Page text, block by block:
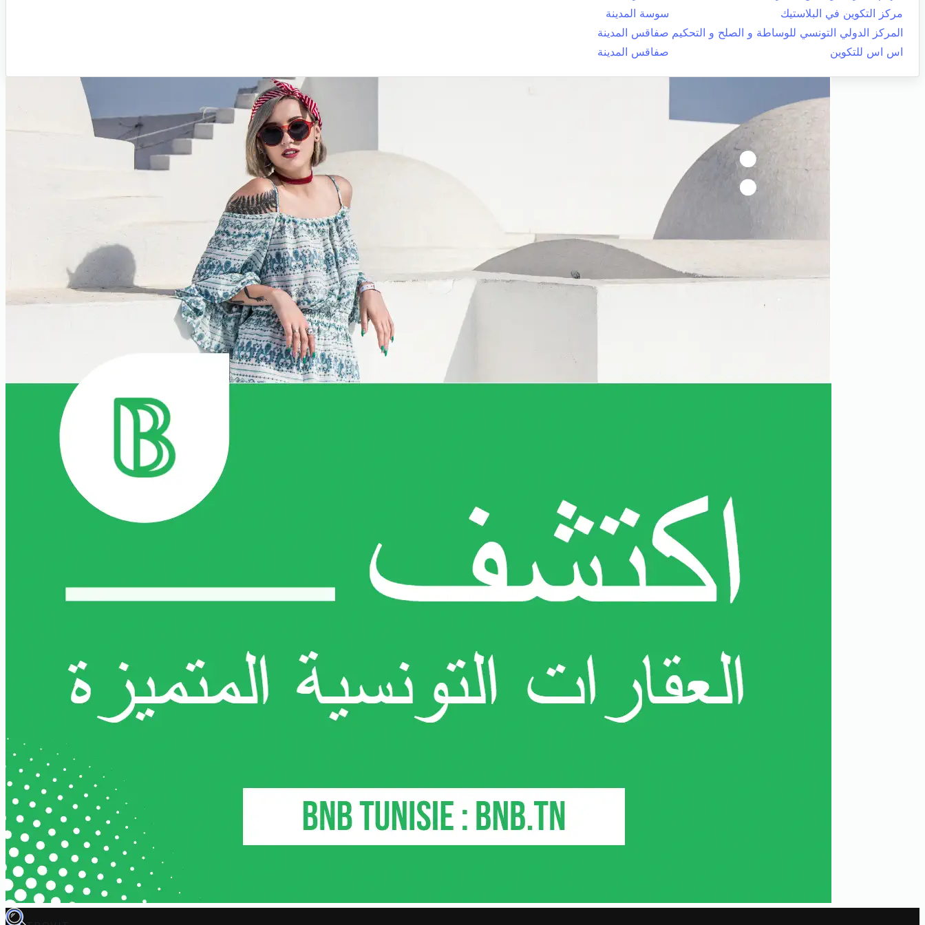
مركز التكوين في البلاستيك
سوسة المدينة
المركز الدولي التونسي للوساطة و الصلح و التحكيم صفاقس المدينة
اس اس للتكوين
صفاقس المدينة